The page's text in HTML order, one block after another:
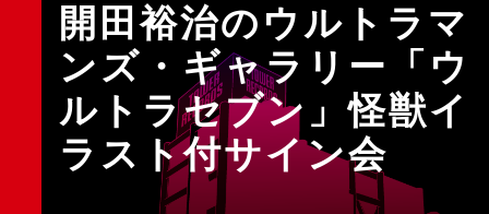
開田裕治のウルトラマ
ンズ・ギャラリー「ウ
ルトラセブン」怪獣イ
ラスト付サイン会